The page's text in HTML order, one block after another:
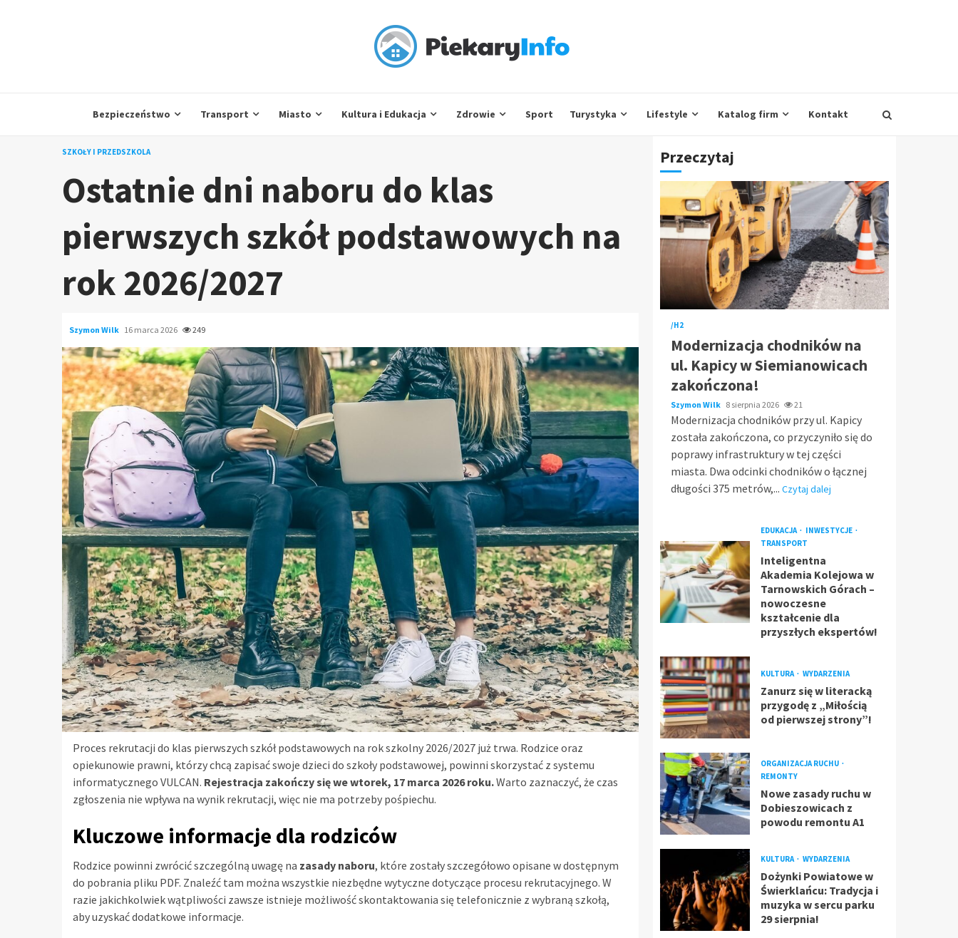
Bezpieczeństwo Transport Miasto Kultura i Edukacja Zdrowie Sport Turystyka Lifestyle Katalog firm Kontakt
SZKOŁY I PRZEDSZKOLA
Ostatnie dni naboru do klas
pierwszych szkół podstawowych na
rok 2026/2027
Szymon Wilk 16 marca 2026 249
Proces rekrutacji do klas pierwszych szkół podstawowych na rok szkolny 2026/2027 już trwa. Rodzice oraz
opiekunowie prawni, którzy chcą zapisać swoje dzieci do szkoły podstawowej, powinni skorzystać z systemu
informatycznego VULCAN. Rejestracja zakończy się we wtorek, 17 marca 2026 roku.Warto zaznaczyć, że czas
zgłoszenia nie wpływa na wynik rekrutacji, więc nie ma potrzeby pośpiechu.
Kluczowe informacje dla rodziców
Rodzice powinni zwrócić szczególną uwagę na zasady naboru, które zostały szczegółowo opisane w dostępnym
do pobrania pliku PDF. Znaleźć tam można wszystkie niezbędne wytyczne dotyczące procesu rekrutacyjnego. W
razie jakichkolwiek wątpliwości zawsze istnieje możliwość skontaktowania się telefonicznie z wybraną szkołą,
aby uzyskać dodatkowe informacje.
Przeczytaj
/H2
Modernizacja chodników na
ul. Kapicy w Siemianowicach
zakończona!
Szymon Wilk 8 sierpnia 2026 21
Modernizacja chodników przy ul. Kapicy
została zakończona, co przyczyniło się do
poprawy infrastruktury w tej części
miasta. Dwa odcinki chodników o łącznej
długości 375 metrów,... Czytaj dalej
EDUKACJA
INWESTYCJE
TRANSPORT
Inteligentna
Akademia Kolejowa w
Tarnowskich Górach –
nowoczesne
kształcenie dla
przyszłych ekspertów!
KULTURA WYDARZENIA
Zanurz się w literacką
przygodę z „Miłością
od pierwszej strony”!
ORGANIZACJA RUCHU
REMONTY
Nowe zasady ruchu w
Dobieszowicach z
powodu remontu A1
KULTURA WYDARZENIA
Dożynki Powiatowe w
Świerklańcu: Tradycja i
muzyka w sercu parku
29 sierpnia!